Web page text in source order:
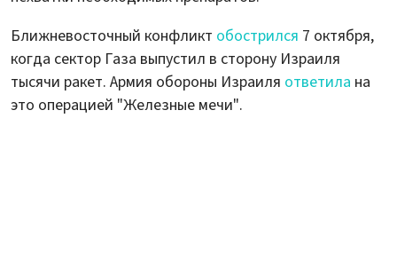
Ближневосточный конфликт обострился 7 октября,
когда сектор Газа выпустил в сторону Израиля
тысячи ракет. Армия обороны Израиля ответила на
это операцией "Железные мечи".